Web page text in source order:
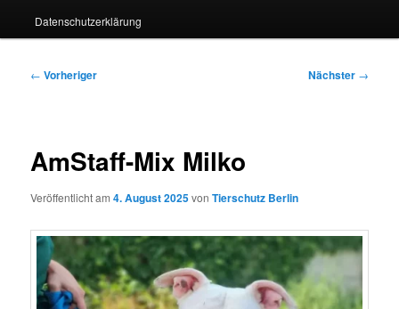
Datenschutzerklärung
Beitragsnavigation
← Vorheriger Nächster →
AmStaff-Mix Milko
Veröffentlicht am4. August 2025vonTierschutz Berlin